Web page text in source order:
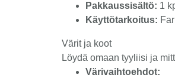
Pakkaussisältö: 1
Käyttötarkoitus:
Värit ja koot
Löydä omaan tyyliisi ja
Värivaihtoehdot: